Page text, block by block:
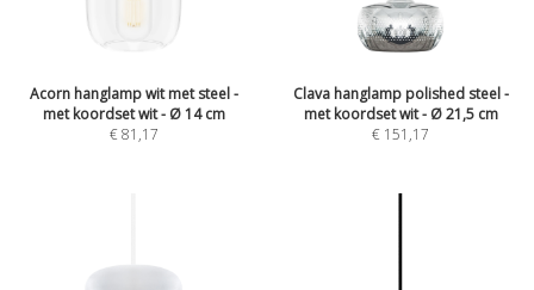
Acorn hanglamp wit met steel -
met koordset wit - Ø 14 cm
€81,17
Clava hanglamp polished steel -
met koordset wit - Ø 21,5 cm
€ 151,17